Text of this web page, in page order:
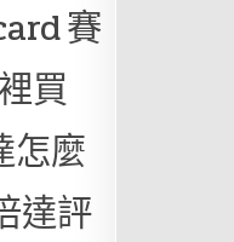
賽
買
怎麼
達評